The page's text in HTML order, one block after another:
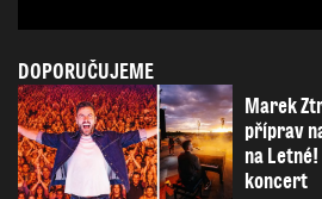
DOPORUČUJEME
Marek
příprav
na
koncert